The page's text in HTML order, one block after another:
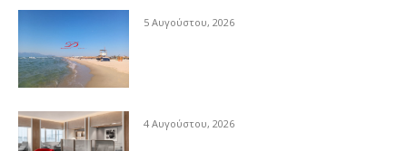
5 Αυγούστου, 2026
4 Αυγούστου, 2026